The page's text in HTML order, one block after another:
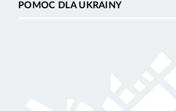
POMOC DLA UKRAINY